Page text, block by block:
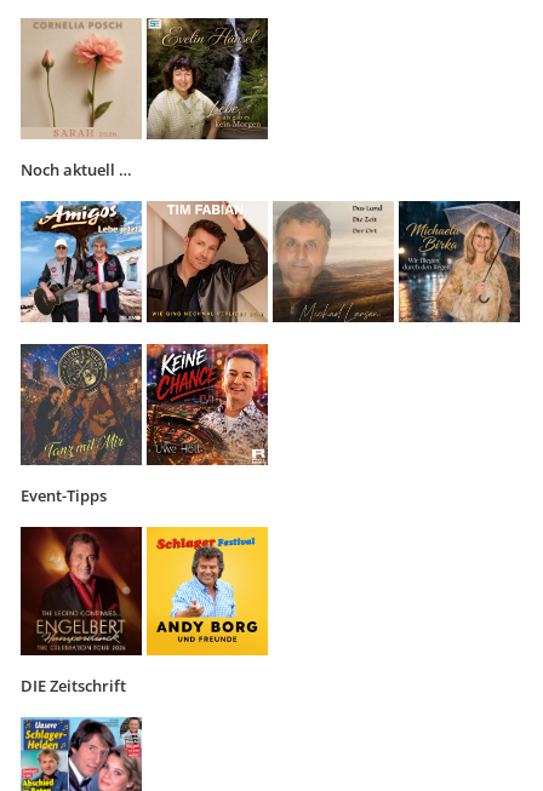
Noch aktuell …
Event-Tipps
DIE Zeitschrift